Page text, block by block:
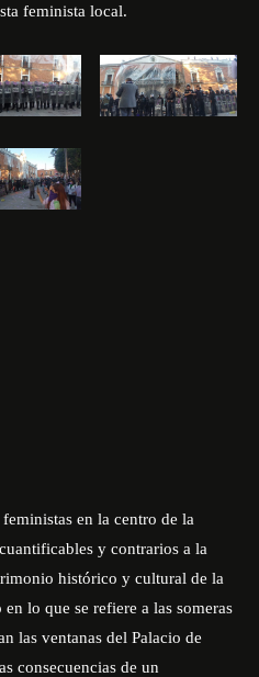
feminista local.
en la centro de la
y contrarios a la
histórico y cultural de la
lo que se refiere a las someras
las ventanas del Palacio de
consecuencias de un